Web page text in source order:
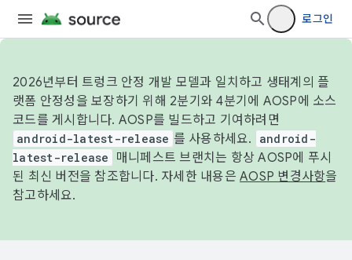
로그인
2026년부터 트렁크 안정 개발 모델과 일치하고 생태계의 플
랫폼 안정성을 보장하기 위해 2분기와 4분기에 AOSP에 소스
코드를 게시합니다. AOSP를 빌드하고 기여하려면
android-latest-release 를 사용하세요.
android-
latest-release
매니페스트 브랜치는 항상 AOSP에 푸시
된 최신 버전을 참조합니다. 자세한 내용은 AOSP 변경사항을
참고하세요.